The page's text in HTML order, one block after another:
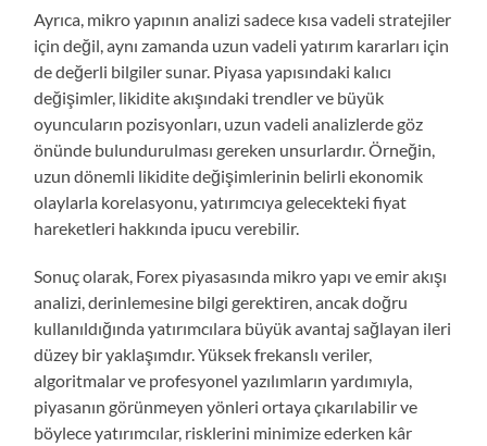
Ayrıca, mikro yapının analizi sadece kısa vadeli stratejiler
için değil, aynı zamanda uzun vadeli yatırım kararları için
de değerli bilgiler sunar. Piyasa yapısındaki kalıcı
değişimler, likidite akışındaki trendler ve büyük
oyuncuların pozisyonları, uzun vadeli analizlerde göz
önünde bulundurulması gereken unsurlardır. Örneğin,
uzun dönemli likidite değişimlerinin belirli ekonomik
olaylarla korelasyonu, yatırımcıya gelecekteki fiyat
hareketleri hakkında ipucu verebilir.
Sonuç olarak, Forex piyasasında mikro yapı ve emir akışı
analizi, derinlemesine bilgi gerektiren, ancak doğru
kullanıldığında yatırımcılara büyük avantaj sağlayan ileri
düzey bir yaklaşımdır. Yüksek frekanslı veriler,
algoritmalar ve profesyonel yazılımların yardımıyla,
piyasanın görünmeyen yönleri ortaya çıkarılabilir ve
böylece yatırımcılar, risklerini minimize ederken kâr